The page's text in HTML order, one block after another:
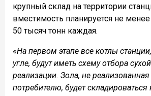
крупный склад на территории
вместимость планируется не
50 тысяч тонн каждая.
«На первом этапе все котлы
угле, будут иметь схему отбора
реализации. Зола, не
потребителю, будет складироваться